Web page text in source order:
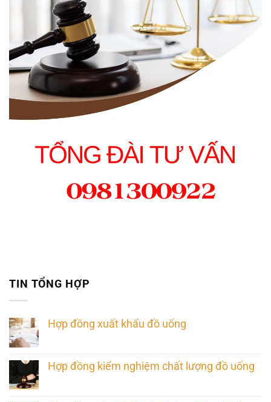
TIN TỔNG HỢP
Hợp đồng xuất khẩu đồ uống
Hợp đồng kiểm nghiệm chất lượng đồ uống